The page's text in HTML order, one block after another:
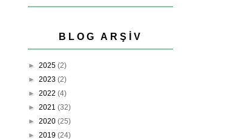
BLOG ARŞIV
► 2025 (2)
► 2023 (2)
► 2022 (4)
► 2021 (32)
► 2020 (25)
► 2019 (24)